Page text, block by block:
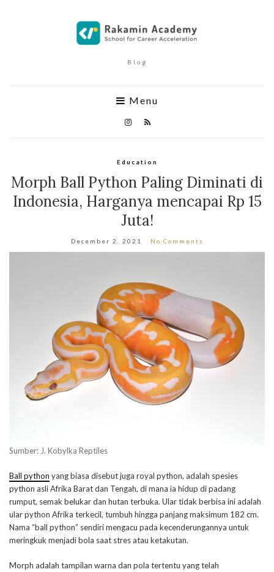
Blog
Menu
Education
Morph Ball Python Paling Diminati di
Indonesia, Harganya mencapai Rp 15
Juta!
December 2, 2021 No Comments
Sumber: J. Kobylka Reptiles
Ball python yang biasa disebut juga royal python, adalah spesies
python asli Afrika Barat dan Tengah, di mana ia hidup di padang
rumput, semak belukar dan hutan terbuka. Ular tidak berbisa ini adalah
ular python Afrika terkecil, tumbuh hingga panjang maksimum 182 cm.
Nama “ball python” sendiri mengacu pada kecenderungannya untuk
meringkuk menjadi bola saat stres atau ketakutan.
Morph adalah tampilan warna dan pola tertentu yang telah